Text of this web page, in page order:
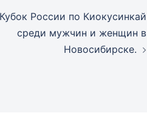
Кубок России по Киокусинкай
среди мужчин и женщин в
Новосибирске.